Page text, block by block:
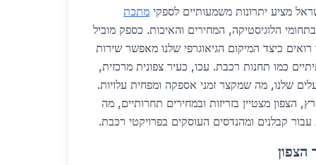
מתכת
הלוגיסטיקה, המחירים והאיכות. כספק מוביל
כיצד המיקום הגיאוגרפי שלנו מאפשר שירות
כמו תחנות רכבת. עכו, כעיר צפונית מרכזית,
שלנו, מה שמקצר זמני אספקה ומפחית עלויות.
הצפון מצטיין בזריזות ובמחירים תחרותיים, מה
קבלנים ומהנדסים העוסקים בפרויקטי רכבת.
הצפון